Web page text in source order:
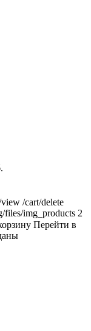
view /cart/delete
files/img_products 2
Перейти в